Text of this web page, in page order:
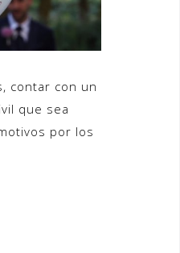
contar con un
que sea
por los